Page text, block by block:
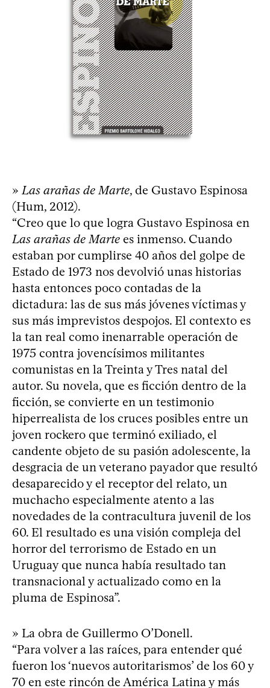
» Las arañas de Marte, de Gustavo Espinosa
(Hum, 2012).
“Creo que lo que logra Gustavo Espinosa en
Las arañas de Marte es inmenso. Cuando
estaban por cumplirse 40 años del golpe de
Estado de 1973 nos devolvió unas historias
hasta entonces poco contadas de la
dictadura: las de sus más jóvenes víctimas y
sus más imprevistos despojos. El contexto es
la tan real como inenarrable operación de
1975 contra jovencísimos militantes
comunistas en la Treinta y Tres natal del
autor. Su novela, que es ficción dentro de la
ficción, se convierte en un testimonio
hiperrealista de los cruces posibles entre un
joven rockero que terminó exiliado, el
candente objeto de su pasión adolescente, la
desgracia de un veterano payador que resultó
desaparecido y el receptor del relato, un
muchacho especialmente atento a las
novedades de la contracultura juvenil de los
60. El resultado es una visión compleja del
horror del terrorismo de Estado en un
Uruguay que nunca había resultado tan
transnacional y actualizado como en la
pluma de Espinosa”.
» La obra de Guillermo O’Donell.
“Para volver a las raíces, para entender qué
fueron los ‘nuevos autoritarismos’ de los 60 y
70 en este rincón de América Latina y más